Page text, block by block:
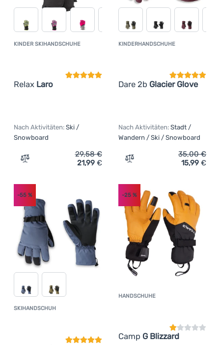
KINDER SKIHANDSCHUHE
Relax Laro
Kundenbewertung
Nach Aktivitäten: Ski /
Snowboard
Zum Vergleich 'Kinder Skihandschuhe Relax Laro'
29,58€
21,99 €
KINDERHANDSCHUHE
Dare 2b Glacier Glove
Nach Aktivitäten: Stadt /
Wandern / Ski / Snowboard
Zum Vergleich
35,00€
15,99 €
SKIHANDSCHUH
-55 %
HANDSCHUHE
Camp G Blizzard
-25%